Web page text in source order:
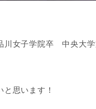
川女子学院卒 中央大学
思います！